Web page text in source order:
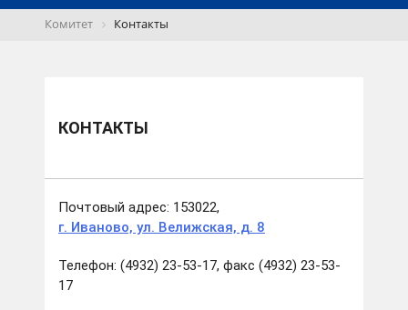
Комитет Контакты
КОНТАКТЫ
Почтовый адрес: 153022,
г. Иваново, ул. Велижская, д. 8
Телефон: (4932) 23-53-17, факс (4932) 23-53-
17